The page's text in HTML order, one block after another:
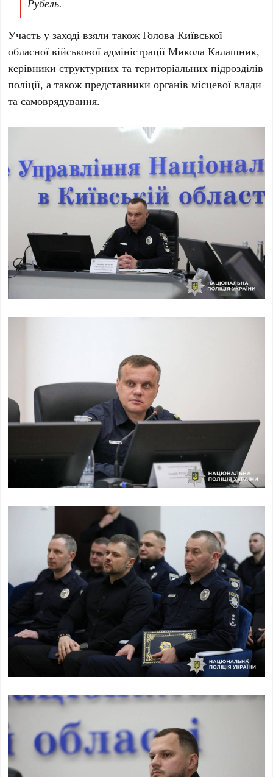
Рубель.
Участь у заході взяли також Голова Київської
обласної військової адміністраціїМикола Калашник,
керівники структурних та територіальних підрозділів
поліції, а також представники органів місцевої влади
та самоврядування.